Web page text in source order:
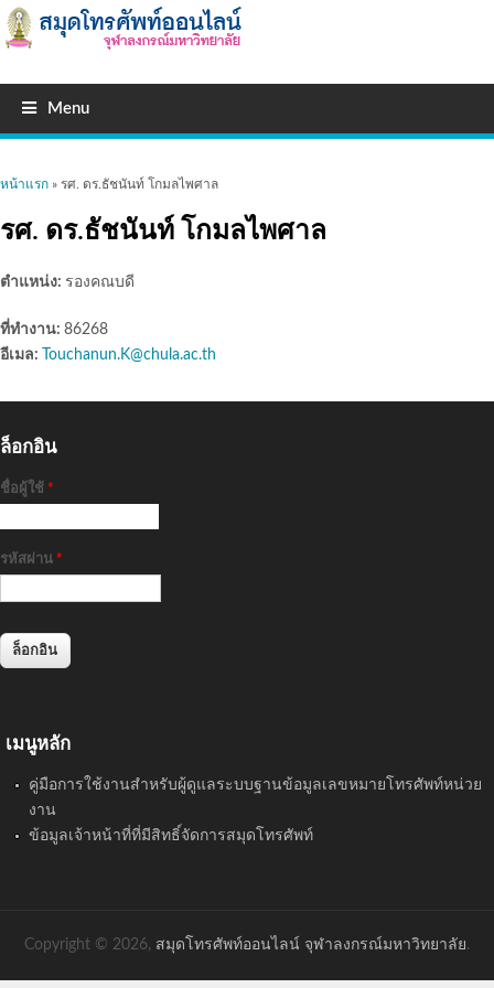
Menu
คุณอยู่ที่นี่
หน้าแรก » รศ. ดร.ธัชนันท์ โกมลไพศาล
รศ. ดร.ธัชนันท์ โกมลไพศาล
ตำแหน่ง: รองคณบดี
ที่ทำงาน: 86268
อีเมล:
Touchanun.K@chula.ac.th
ล็อกอิน
ชื่อผู้ใช้ *
รหัสผ่าน *
เมนูหลัก
คู่มือการใช้งานสำหรับผู้ดูแลระบบฐานข้อมูลเลขหมายโทรศัพท์หน่วย
งาน
ข้อมูลเจ้าหน้าที่ที่มีสิทธิ์จัดการสมุดโทรศัพท์
Copyright © 2026, สมุดโทรศัพท์ออนไลน์ จุฬาลงกรณ์มหาวิทยาลัย.